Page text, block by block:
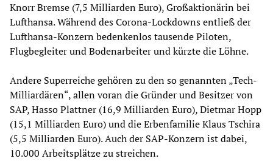
Knorr Bremse (7,5 Milliarden Euro), Großaktionärin bei
Lufthansa. Während des Corona-Lockdowns entließ der
Lufthansa-Konzern bedenkenlos tausende Piloten,
Flugbegleiter und Bodenarbeiter und kürzte die Löhne.
Andere Superreiche gehören zu den so genannten „Tech-
Milliardären“, allen voran die Gründer und Besitzer von
SAP, Hasso Plattner (16,9 Milliarden Euro), Dietmar Hopp
(15,1 Milliarden Euro) und die Erbenfamilie Klaus Tschira
(5,5 Milliarden Euro). Auch der SAP-Konzern ist dabei,
10.000 Arbeitsplätze zu streichen.